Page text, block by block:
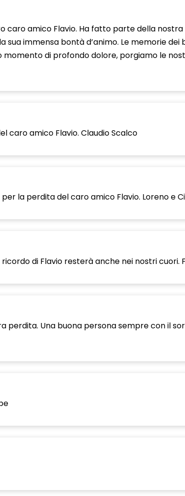
caro amico Flavio. Ha fatto parte della
sua immensa bontà d’animo. Le memorie
momento di profondo dolore, porgiamo le
caro amico Flavio. Claudio Scalco
la perdita del caro amico Flavio. Loreno e
di Flavio resterà anche nei nostri cuori.
perdita. Una buona persona sempre con il